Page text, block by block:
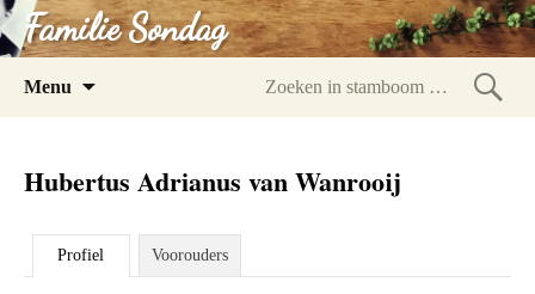
Familie Sondag
Menu
Hubertus Adrianus van Wanrooij
Profiel Voorouders